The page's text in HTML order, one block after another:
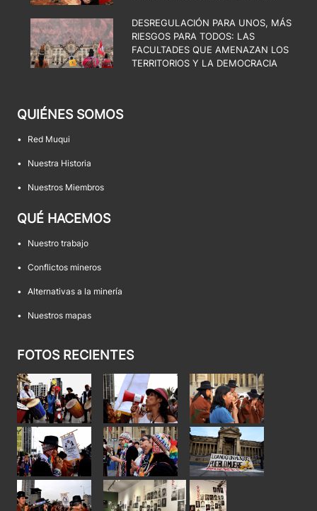
DESREGULACIÓN PARA UNOS, MÁS
RIESGOS PARA TODOS: LAS
FACULTADES QUE AMENAZAN LOS
TERRITORIOS Y LA DEMOCRACIA
QUIÉNES SOMOS
• Red Muqui
• Nuestra Historia
• Nuestros Miembros
QUÉ HACEMOS
• Nuestro trabajo
• Conflictos mineros
• Alternativas a la minería
• Nuestros mapas
FOTOS RECIENTES